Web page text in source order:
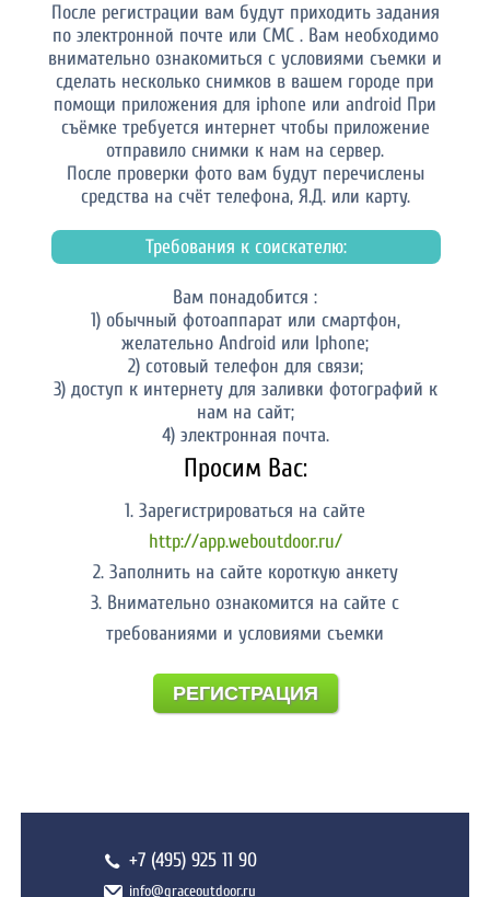
После регистрации вам будут приходить задания
по электронной почте или СМС . Вам необходимо
внимательно ознакомиться с условиями съемки и
сделать несколько снимков в вашем городе при
помощи приложения для iphone или android При
съёмке требуется интернет чтобы приложение
отправило снимки к нам на сервер.
После проверки фото вам будут перечислены
средства на счёт телефона, Я.Д. или карту.
Требования к соискателю:
Вам понадобится :
1) обычный фотоаппарат или смартфон,
желательно Android или Iphone;
2) сотовый телефон для связи;
3) доступ к интернету для заливки фотографий к
нам на сайт;
4) электронная почта.
Просим Вас:
1. Зарегистрироваться на сайте
http://app.weboutdoor.ru/
2. Заполнить на сайте короткую анкету
3. Внимательно ознакомится на сайте с
требованиями и условиями съемки
РЕГИСТРАЦИЯ
+7 (495) 925 11 90
info@graceoutdoor.ru